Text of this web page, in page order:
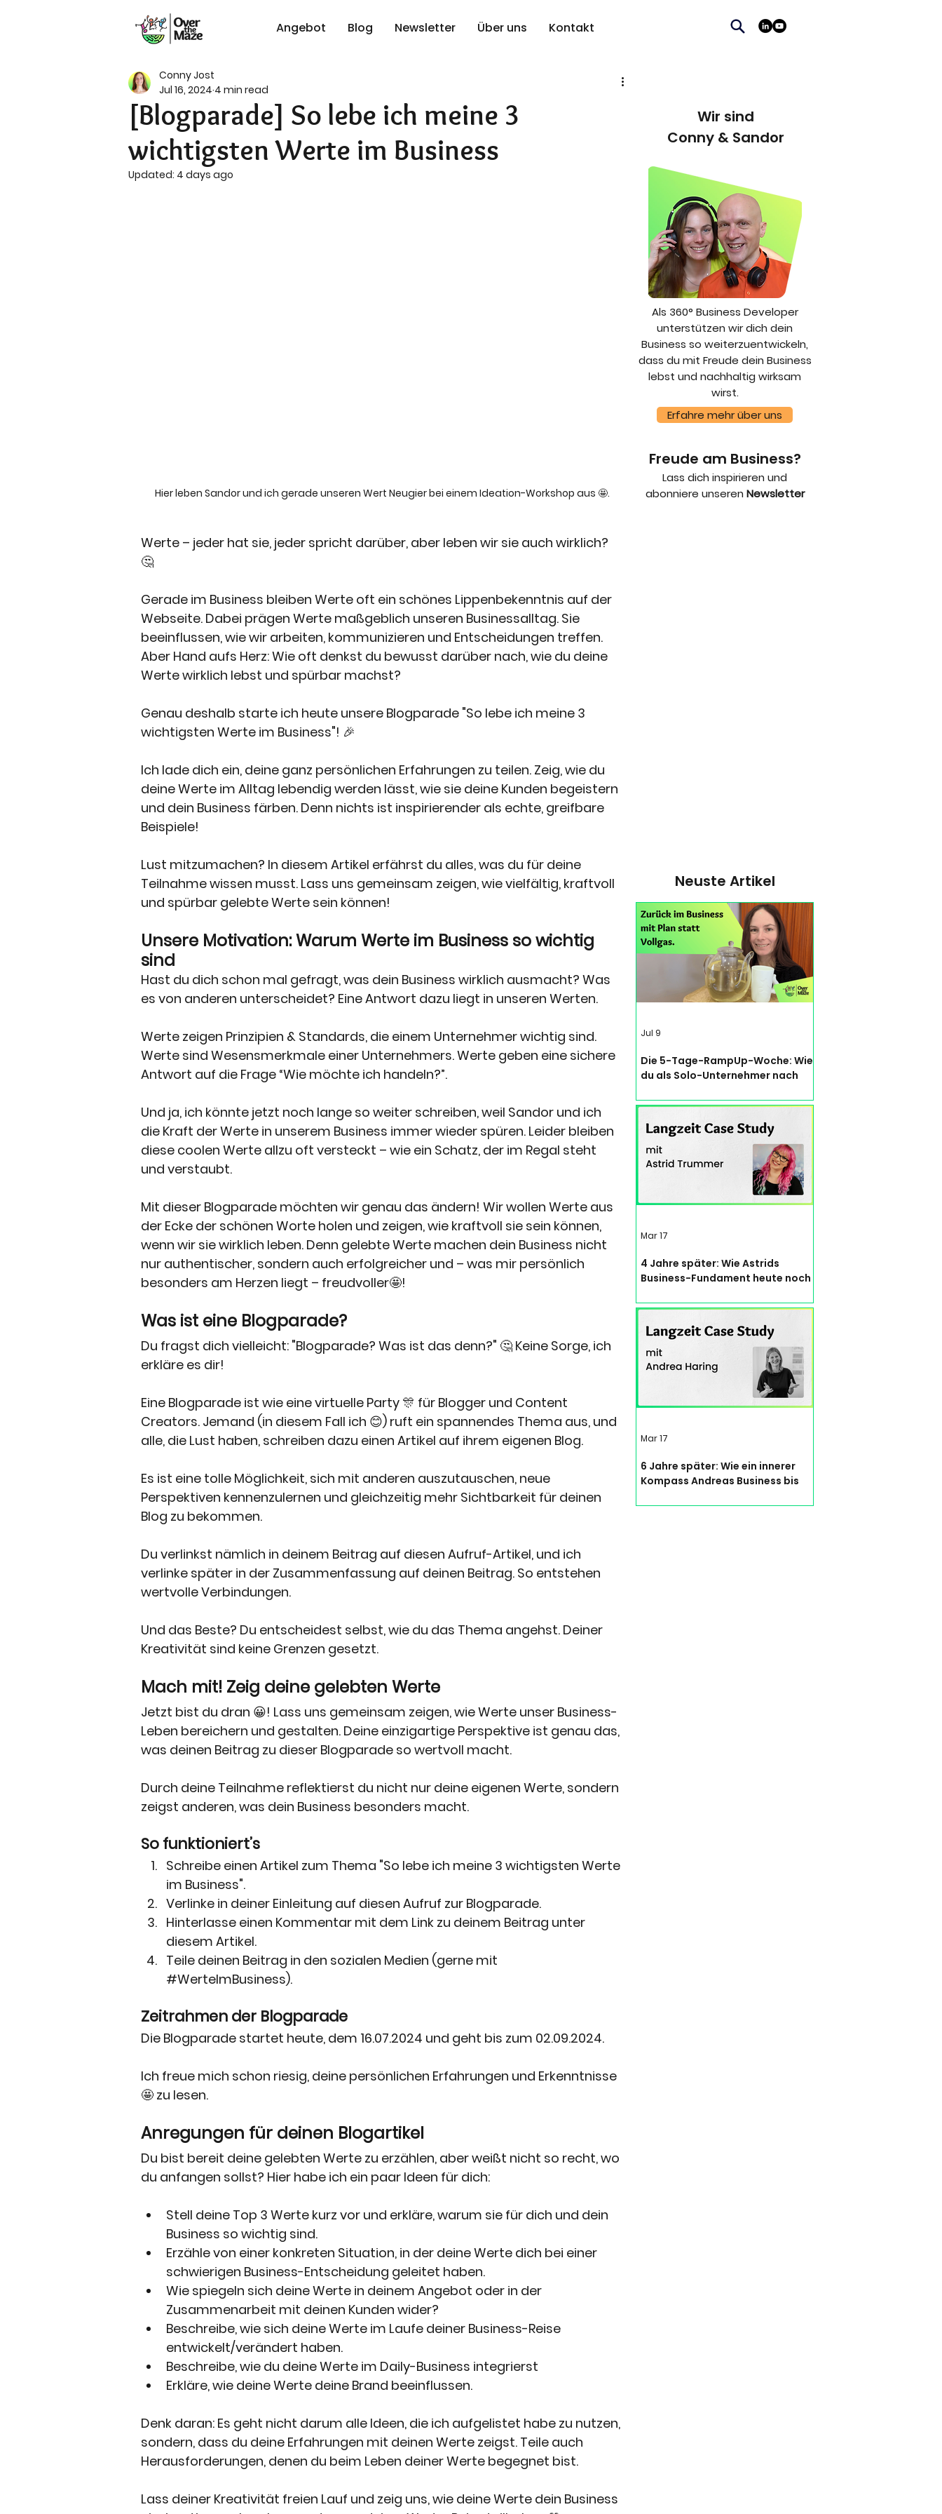
Angebot Blog Newsletter Über uns Kontakt
[Blogparade] So lebe ich meine 3
wichtigsten Werte im Business
Conny Jost
Jul 16, 2024 4 min read
Updated: 4 days ago
Hier leben Sandor und ich gerade unseren Wert Neugier bei einem Ideation-Workshop aus 🤩.
Werte – jeder hat sie, jeder spricht darüber, aber leben wir sie auch wirklich?
🤔
Gerade im Business bleiben Werte oft ein schönes Lippenbekenntnis auf der
Webseite. Dabei prägen Werte maßgeblich unseren Businessalltag. Sie
beeinflussen, wie wir arbeiten, kommunizieren und Entscheidungen treffen.
Aber Hand aufs Herz: Wie oft denkst du bewusst darüber nach, wie du deine
Werte wirklich lebst und spürbar machst?
Genau deshalb starte ich heute unsere Blogparade "So lebe ich meine 3
wichtigsten Werte im Business"! 🎉
Ich lade dich ein, deine ganz persönlichen Erfahrungen zu teilen. Zeig, wie du
deine Werte im Alltag lebendig werden lässt, wie sie deine Kunden begeistern
und dein Business färben. Denn nichts ist inspirierender als echte, greifbare
Beispiele!
Lust mitzumachen? In diesem Artikel erfährst du alles, was du für deine
Teilnahme wissen musst. Lass uns gemeinsam zeigen, wie vielfältig, kraftvoll
und spürbar gelebte Werte sein können!
Unsere Motivation: Warum Werte im Business so wichtig
sind
Hast du dich schon mal gefragt, was dein Business wirklich ausmacht? Was
es von anderen unterscheidet? Eine Antwort dazu liegt in unseren Werten.
Werte zeigen Prinzipien & Standards, die einem Unternehmer wichtig sind.
Werte sind Wesensmerkmale einer Unternehmers. Werte geben eine sichere
Antwort auf die Frage “Wie möchte ich handeln?”.
Und ja, ich könnte jetzt noch lange so weiter schreiben, weil Sandor und ich
die Kraft der Werte in unserem Business immer wieder spüren. Leider bleiben
diese coolen Werte allzu oft versteckt – wie ein Schatz, der im Regal steht
und verstaubt.
Mit dieser Blogparade möchten wir genau das ändern! Wir wollen Werte aus
der Ecke der schönen Worte holen und zeigen, wie kraftvoll sie sein können,
wenn wir sie wirklich leben. Denn gelebte Werte machen dein Business nicht
nur authentischer, sondern auch erfolgreicher und – was mir persönlich
besonders am Herzen liegt – freudvoller🤩!
Was ist eine Blogparade?
Du fragst dich vielleicht: "Blogparade? Was ist das denn?" 🤔 Keine Sorge, ich
erkläre es dir!
Eine Blogparade ist wie eine virtuelle Party 🎊 für Blogger und Content
Creators. Jemand (in diesem Fall ich 😊) ruft ein spannendes Thema aus, und
alle, die Lust haben, schreiben dazu einen Artikel auf ihrem eigenen Blog.
Es ist eine tolle Möglichkeit, sich mit anderen auszutauschen, neue
Perspektiven kennenzulernen und gleichzeitig mehr Sichtbarkeit für deinen
Blog zu bekommen.
Du verlinkst nämlich in deinem Beitrag auf diesen Aufruf-Artikel, und ich
verlinke später in der Zusammenfassung auf deinen Beitrag. So entstehen
wertvolle Verbindungen.
Und das Beste? Du entscheidest selbst, wie du das Thema angehst. Deiner
Kreativität sind keine Grenzen gesetzt.
Mach mit! Zeig deine gelebten Werte
Jetzt bist du dran 😀! Lass uns gemeinsam zeigen, wie Werte unser Business-
Leben bereichern und gestalten. Deine einzigartige Perspektive ist genau das,
was deinen Beitrag zu dieser Blogparade so wertvoll macht.
Durch deine Teilnahme reflektierst du nicht nur deine eigenen Werte, sondern
zeigst anderen, was dein Business besonders macht.
So funktioniert’s
Schreibe einen Artikel zum Thema "So lebe ich meine 3 wichtigsten Werte
im Business".
Verlinke in deiner Einleitung auf diesen Aufruf zur Blogparade.
Hinterlasse einen Kommentar mit dem Link zu deinem Beitrag unter
diesem Artikel.
Teile deinen Beitrag in den sozialen Medien (gerne mit
#WerteImBusiness).
Zeitrahmen der Blogparade
Die Blogparade startet heute, dem 16.07.2024 und geht bis zum 02.09.2024.
Ich freue mich schon riesig, deine persönlichen Erfahrungen und Erkenntnisse
🤩 zu lesen.
Anregungen für deinen Blogartikel
Du bist bereit deine gelebten Werte zu erzählen, aber weißt nicht so recht, wo
du anfangen sollst? Hier habe ich ein paar Ideen für dich:
Stell deine Top 3 Werte kurz vor und erkläre, warum sie für dich und dein
Business so wichtig sind.
Erzähle von einer konkreten Situation, in der deine Werte dich bei einer
schwierigen Business-Entscheidung geleitet haben.
Wie spiegeln sich deine Werte in deinem Angebot oder in der
Zusammenarbeit mit deinen Kunden wider?
Beschreibe, wie sich deine Werte im Laufe deiner Business-Reise
entwickelt/verändert haben.
Beschreibe, wie du deine Werte im Daily-Business integrierst
Erkläre, wie deine Werte deine Brand beeinflussen.
Denk daran: Es geht nicht darum alle Ideen, die ich aufgelistet habe zu nutzen,
sondern, dass du deine Erfahrungen mit deinen Werte zeigst. Teile auch
Herausforderungen, denen du beim Leben deiner Werte begegnet bist.
Lass deiner Kreativität freien Lauf und zeig uns, wie deine Werte dein Business
Wir sind
Conny & Sandor
Als 360° Business Developer
unterstützen wir dich dein
Business so weiterzuentwickeln,
dass du mit Freude dein Business
lebst und nachhaltig wirksam
wirst.
Erfahre mehr über uns
Freude am Business?
Lass dich inspirieren und
abonniere unseren Newsletter
Neuste Artikel
Die 5-Tage-RampUp-Woche: Wie
du als Solo-Unternehmer nach
fasst – ohne dich neu
auszubrennen
Jul 9
4 Jahre später: Wie Astrids
Business-Fundament heute noch
Mar 17
6 Jahre später: Wie ein innerer
Kompass Andreas Business bis
Mar 17